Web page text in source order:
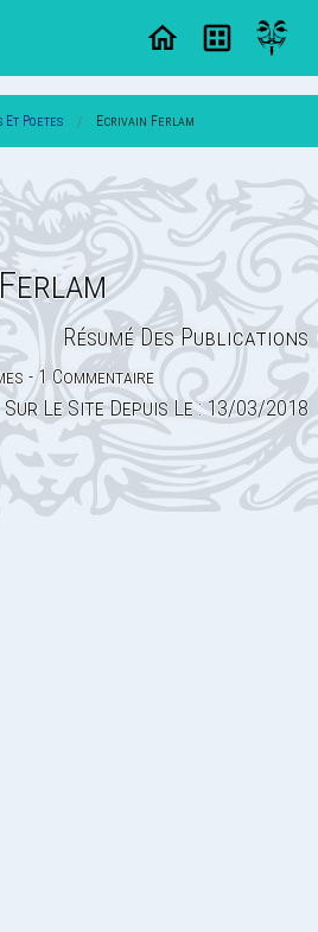
Et Poetes Ecrivain Ferlam
Résumé Des Publications
- 1 Commentaire
Sur Le Site Depuis Le : 13/03/2018